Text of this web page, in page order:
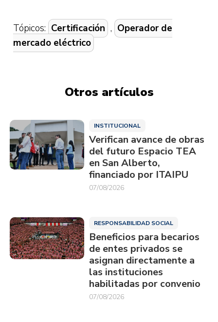
Tópicos: Certificación , Operador de
mercado eléctrico
Otros artículos
INSTITUCIONAL
Verifican avance de obras
del futuro Espacio TEA
en San Alberto,
financiado por ITAIPU
07/08/2026
RESPONSABILIDAD SOCIAL
Beneficios para becarios
de entes privados se
asignan directamente a
las instituciones
habilitadas por convenio
07/08/2026